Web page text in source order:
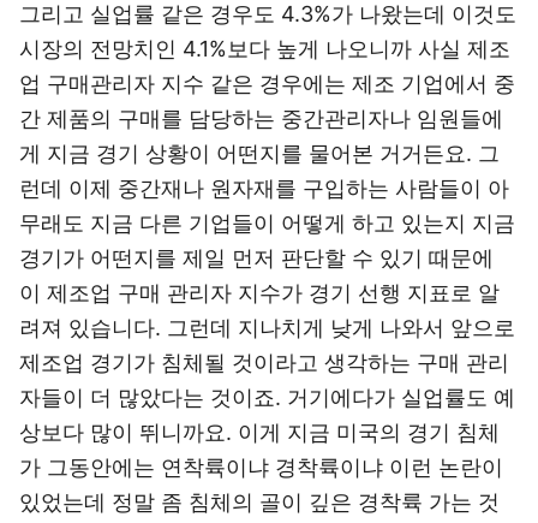
그리고 실업률 같은 경우도 4.3%가 나왔는데 이것도
시장의 전망치인 4.1%보다 높게 나오니까 사실 제조
업 구매관리자 지수 같은 경우에는 제조 기업에서 중
간 제품의 구매를 담당하는 중간관리자나 임원들에
게 지금 경기 상황이 어떤지를 물어본 거거든요. 그
런데 이제 중간재나 원자재를 구입하는 사람들이 아
무래도 지금 다른 기업들이 어떻게 하고 있는지 지금
경기가 어떤지를 제일 먼저 판단할 수 있기 때문에
이 제조업 구매 관리자 지수가 경기 선행 지표로 알
려져 있습니다. 그런데 지나치게 낮게 나와서 앞으로
제조업 경기가 침체될 것이라고 생각하는 구매 관리
자들이 더 많았다는 것이죠. 거기에다가 실업률도 예
상보다 많이 뛰니까요. 이게 지금 미국의 경기 침체
가 그동안에는 연착륙이냐 경착륙이냐 이런 논란이
있었는데 정말 좀 침체의 골이 깊은 경착륙 가는 것